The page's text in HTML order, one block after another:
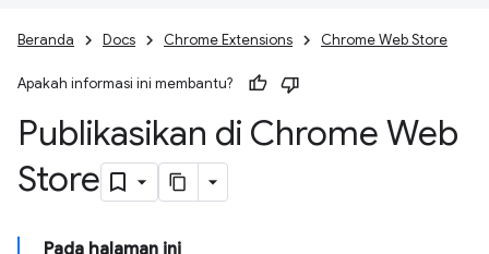
Beranda Docs Chrome Extensions Chrome Web Store
Apakah informasi ini membantu?
Publikasikan di Chrome Web
Store
Pada halaman ini